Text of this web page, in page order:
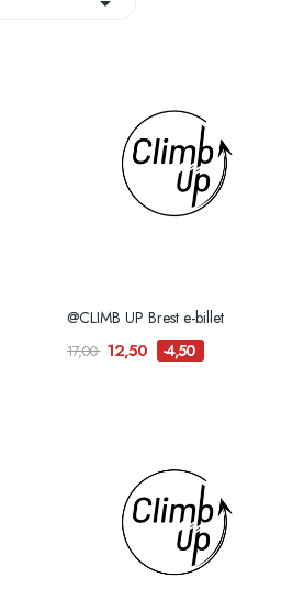
@CLIMB UP Brest e-billet
17,00 12,50 -4,50